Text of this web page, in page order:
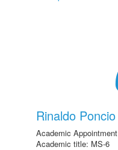
Rinaldo
Academic
Academic title: MS-6